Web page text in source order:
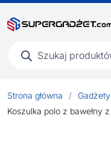
produktów
Strona główna / Gadżety